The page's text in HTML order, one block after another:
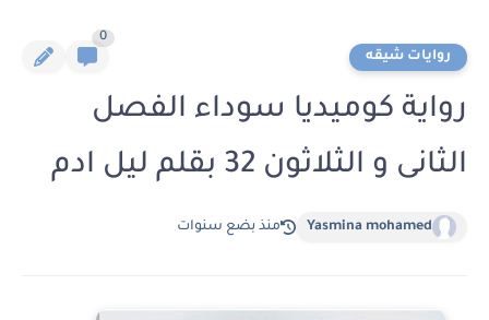
روايات شيقه
0
رواية كوميديا سوداء الفصل
الثانى و الثلاثون 32 بقلم ليل ادم
Yasmina mohamed منذ بضع سنوات